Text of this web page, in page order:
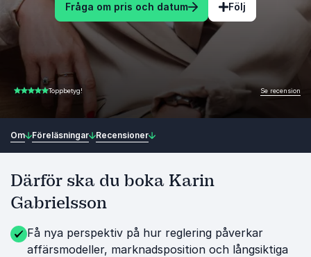
Fråga om pris och datum Följ
5.00 av 5 Toppbetyg! Se recension
Om Föreläsningar Recensioner
Därför ska du boka Karin
Gabrielsson
Få nya perspektiv på hur reglering påverkar
affärsmodeller, marknadsposition och långsiktiga